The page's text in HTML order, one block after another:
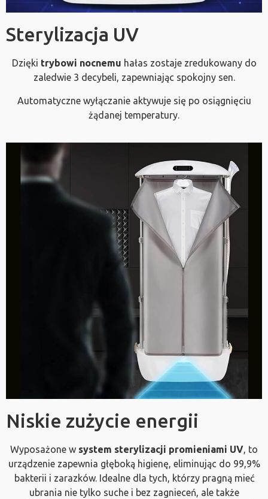
Sterylizacja UV
Dzięki trybowi nocnemu hałas zostaje zredukowany do
zaledwie 3 decybeli, zapewniając spokojny sen.
Automatyczne wyłączanie aktywuje się po osiągnięciu
żądanej temperatury.
Niskie zużycie energii
Wyposażone w system sterylizacji promieniami UV, to
urządzenie zapewnia głęboką higienę, eliminując do 99,9%
bakterii i zarazków. Idealne dla tych, którzy pragną mieć
ubrania nie tylko suche i bez zagnieceń, ale także